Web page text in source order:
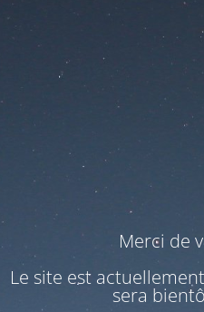
Merci de
Le site est
sera